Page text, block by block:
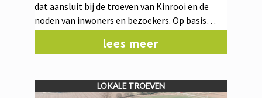
dat aansluit bij de troeven van Kinrooi en de
noden van inwoners en bezoekers. Op basis
fietsers en wandelaars, ontwikkelen we
aanspreekpunt voor toerisme.
lees meer
LOKALE TROEVEN